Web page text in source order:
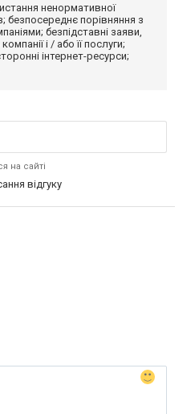
ненормативної
безпосереднє порівняння з
безпідставні заяви,
і / або її послуги;
інтернет-ресурси;
на сайті
відгуку